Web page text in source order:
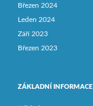
Březen 2024
Leden 2024
Září 2023
Březen 2023
ZÁKLADNÍ INFORMACE